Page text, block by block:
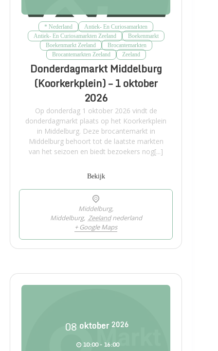
* Nederland
Antiek- En Curiosamarkten
Antiek- En Curiosamarkten Zeeland
Boekenmarkt
Boekenmarkt Zeeland
Brocantemarkten
Brocantemarkten Zeeland
Zeeland
Donderdagmarkt Middelburg
(Koorkerkplein) – 1 oktober
2026
Op donderdag 1 oktober 2026 vindt de
donderdagmarkt plaats op het Koorkerkplein
in Middelburg. Deze brocantemarkt in
Middelburg behoort tot de laatste markten
van het seizoen en biedt bezoekers nog[...]
Bekijk
Middelburg,
Middelburg, Zeeland nederland
+ Google Maps
08 oktober 2026
10:00 - 16:00